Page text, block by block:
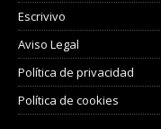
Escrivivo
Aviso Legal
Política de privacidad
Política de cookies